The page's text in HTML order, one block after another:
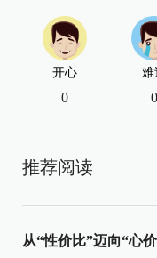
开心
0
难
0
推荐阅读
从“性价比”迈向“心